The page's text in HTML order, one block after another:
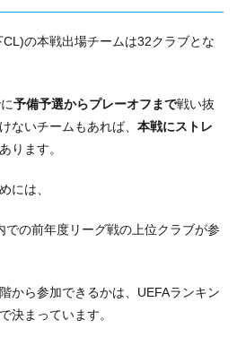
の本戦出場チームは32クラブとな
予備予選からプレーオフまで戦い抜
ないチームもあれば、 本戦にストレ
ります。
には、
での前年度リーグ戦の上位クラブが参
から参加できるかは、UEFAランキン
決まっています。